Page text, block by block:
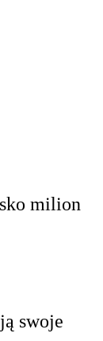
milion
swoje